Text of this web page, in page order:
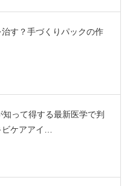
す？手づくりパックの作
知って得する最新医学で判
ビケアアイ…